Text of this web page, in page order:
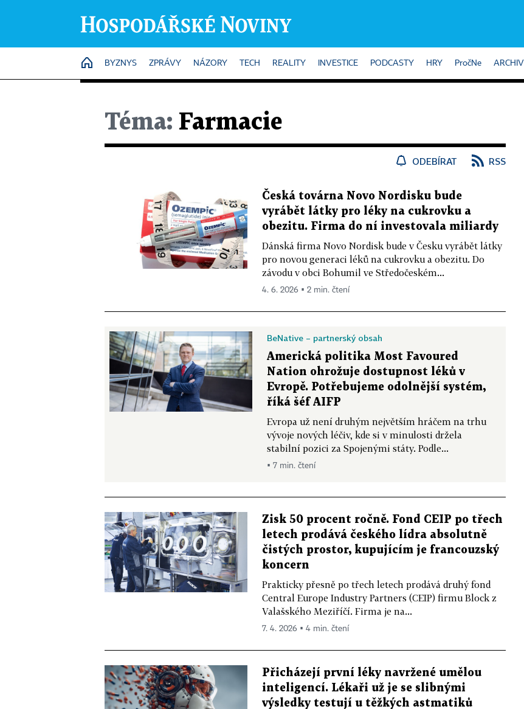
HOME
BYZNYS ZPRÁVY NÁZORY TECH REALITY INVESTICE PODCASTY HRY PročNe ARCHIV
Téma: Farmacie
ODEBÍRAT RSS
Česká továrna Novo Nordisku bude
vyrábět látky pro léky na cukrovku a
obezitu. Firma do ní investovala miliardy
Dánská firma Novo Nordisk bude v Česku vyrábět látky
pro novou generaci léků na cukrovku a obezitu. Do
závodu v obci Bohumil ve Středočeském...
4. 6. 2026 ▪ 2 min. čtení
BeNative – partnerský obsah
Americká politika Most Favoured
Nation ohrožuje dostupnost léků v
Evropě. Potřebujeme odolnější systém,
říká šéf AIFP
Evropa už není druhým největším hráčem na trhu
vývoje nových léčiv, kde si v minulosti držela
stabilní pozici za Spojenými státy. Podle...
▪ 7 min. čtení
Zisk 50 procent ročně. Fond CEIP po třech
letech prodává českého lídra absolutně
čistých prostor, kupujícím je francouzský
koncern
Prakticky přesně po třech letech prodává druhý fond
Central Europe Industry Partners (CEIP) firmu Block z
Valašského Meziříčí. Firma je na...
7. 4. 2026 ▪ 4 min. čtení
Přicházejí první léky navržené umělou
inteligencí. Lékaři už je se slibnými
výsledky testují u těžkých astmatiků